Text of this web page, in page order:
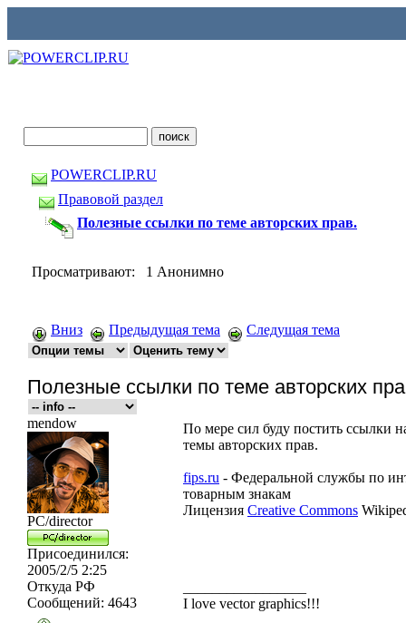
POWERCLIP.RU
Правовой раздел
Полезные ссылки по теме авторских прав.
Просматривают: 1 Анонимно
Вниз Предыдущая тема Следущая тема
Полезные ссылки по теме авторских
mendow
PC/director
Присоединился:
2005/2/5 2:25
Откуда РФ
Сообщений: 4643
По мере сил буду постить ссылки
темы авторских прав.
fips.ru - Федеральной службы по
товарным знакам
Лицензия Creative Commons
I love vector graphics!!!